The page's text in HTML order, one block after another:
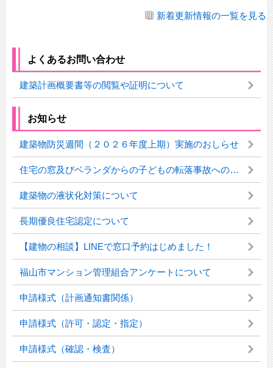
新着更新情報の一覧を見る
よくあるお問い合わせ
建築計画概要書等の閲覧や証明について
お知らせ
建築物防災週間（２０２６年度上期）実施のおしらせ
住宅の窓及びベランダからの子どもの転落事故への対応について
建築物の液状化対策について
長期優良住宅認定について
【建物の相談】LINEで窓口予約はじめました！
福山市マンション管理組合アンケートについて
申請様式（計画通知書関係）
申請様式（許可・認定・指定）
申請様式（確認・検査）